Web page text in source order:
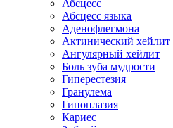
Абсцесс
Абсцесс языка
Аденофлегмона
Актинический хейлит
Ангулярный хейлит
Боль зуба мудрости
Гиперестезия
Гранулема
Гипоплазия
Кариес